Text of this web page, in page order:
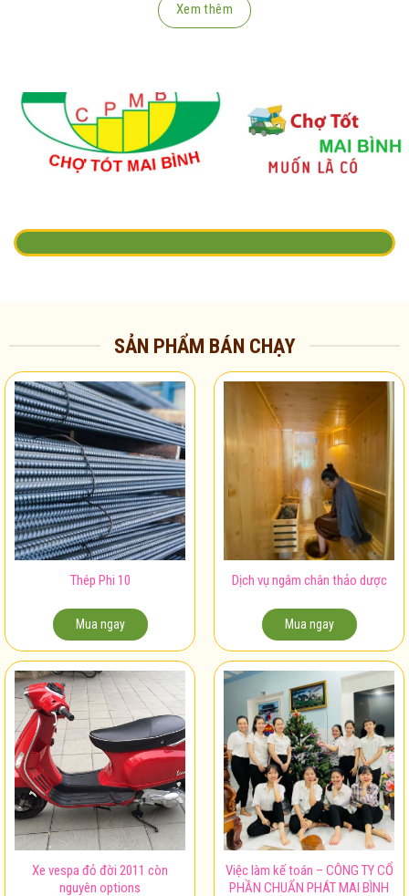
Xem thêm
SẢN PHẨM BÁN CHẠY
Thép Phi 10
Mua ngay
Dịch vụ ngâm chân thảo dược
Mua ngay
Xe vespa đỏ đời 2011 còn
nguyên options
Việc làm kế toán – CÔNG TY CỔ
PHẦN CHUẨN PHÁT MAI BÌNH